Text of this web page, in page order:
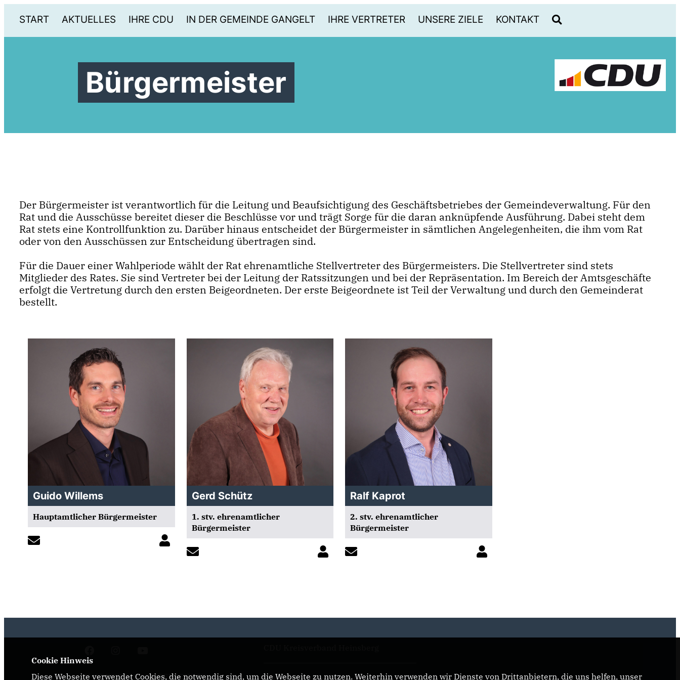
START AKTUELLES IHRE CDU IN DER GEMEINDE GANGELT IHRE VERTRETER UNSERE ZIELE KONTAKT
Bürgermeister
Der Bürgermeister ist verantwortlich für die Leitung und Beaufsichtigung des Geschäftsbetriebes der Gemeindeverwaltung. Für den
Rat und die Ausschüsse bereitet dieser die Beschlüsse vor und trägt Sorge für die daran anknüpfende Ausführung. Dabei steht dem
Rat stets eine Kontrollfunktion zu. Darüber hinaus entscheidet der Bürgermeister in sämtlichen Angelegenheiten, die ihm vom Rat
oder von den Ausschüssen zur Entscheidung übertragen sind.
Für die Dauer einer Wahlperiode wählt der Rat ehrenamtliche Stellvertreter des Bürgermeisters. Die Stellvertreter sind stets
Mitglieder des Rates. Sie sind Vertreter bei der Leitung der Ratssitzungen und bei der Repräsentation. Im Bereich der Amtsgeschäfte
erfolgt die Vertretung durch den ersten Beigeordneten. Der erste Beigeordnete ist Teil der Verwaltung und durch den Gemeinderat
bestellt.
Guido Willems
Hauptamtlicher Bürgermeister
Gerd Schütz
1. stv. ehrenamtlicher
Bürgermeister
Ralf Kaprot
2. stv. ehrenamtlicher
Bürgermeister
IMPRESSUM DATENSCHUTZ CDU Nordrhein-Westfalen
Cookie Hinweis
Diese Webseite verwendet Cookies, die notwendig sind, um die Webseite zu nutzen. Weiterhin verwenden wir Dienste von Drittanbietern, die uns helfen, unser